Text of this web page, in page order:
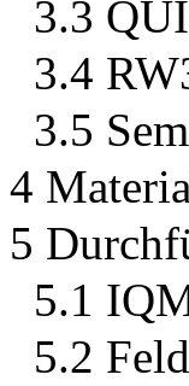
3.3
3.4
3.5
4
5
5.1
5.2